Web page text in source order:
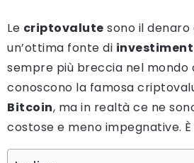
Le criptovalute sono il
un’ottima fonte di
sempre più breccia nel mondo
conoscono la famosa
Bitcoin, ma in realtà ce ne
costose e meno impegnative.